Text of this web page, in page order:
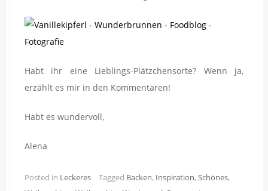
Habt ihr eine Lieblings-Plätzchensorte? Wenn ja,
erzählt es mir in den Kommentaren!
Habt es wundervoll,
Alena
Posted in Leckeres Tagged Backen, Inspiration, Schönes,